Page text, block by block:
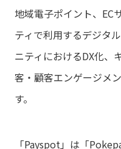
地域電子ポイント、EC
ティで利用するデジタ
ニティにおけるDX化、
客・顧客エンゲージメ
す。
「Payspot」は「